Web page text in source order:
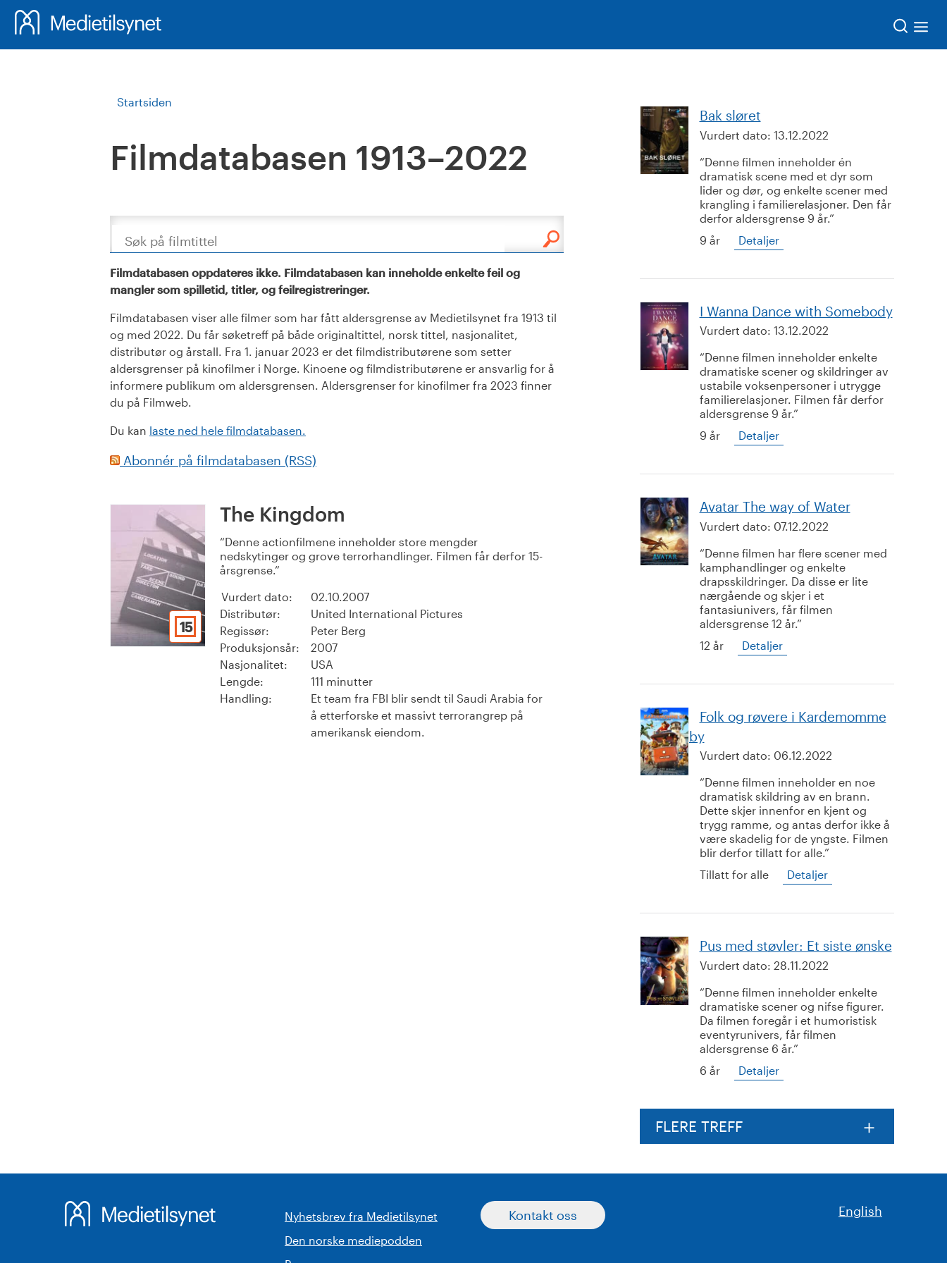
Startsiden
Filmdatabasen 1913–2022
Søk
Filmdatabasen oppdateres ikke. Filmdatabasen kan inneholde enkelte feil og
mangler som spilletid, titler, og feilregistreringer.
Filmdatabasen viser alle filmer som har fått aldersgrense av Medietilsynet fra 1913 til
og med 2022. Du får søketreff på både originaltittel, norsk tittel, nasjonalitet,
distributør og årstall. Fra 1. januar 2023 er det filmdistributørene som setter
aldersgrenser på kinofilmer i Norge. Kinoene og filmdistributørene er ansvarlig for å
informere publikum om aldersgrensen. Aldersgrenser for kinofilmer fra 2023 finner
du på Filmweb.
Du kan laste ned hele filmdatabasen.
Abonnér på filmdatabasen (RSS)
15
The Kingdom
Denne actionfilmene inneholder store mengder
nedskytinger og grove terrorhandlinger. Filmen får derfor 15-
årsgrense.
Vurdert dato:
02.10.2007
Distributør:
United International Pictures
Regissør:
Peter Berg
Produksjonsår:
2007
Nasjonalitet:
USA
Lengde:
111 minutter
Handling:
Et team fra FBI blir sendt til Saudi Arabia for
å etterforske et massivt terrorangrep på
amerikansk eiendom.
Bak sløret
Vurdert dato: 13.12.2022
Denne filmen inneholder én
dramatisk scene med et dyr som
lider og dør, og enkelte scener med
krangling i familierelasjoner. Den får
derfor aldersgrense 9 år.
9 år
Detaljer
I Wanna Dance with Somebody
Vurdert dato: 13.12.2022
Denne filmen inneholder enkelte
dramatiske scener og skildringer av
ustabile voksenpersoner i utrygge
familierelasjoner. Filmen får derfor
aldersgrense 9 år.
9 år
Detaljer
Avatar The way of Water
Vurdert dato: 07.12.2022
Denne filmen har flere scener med
kamphandlinger og enkelte
drapsskildringer. Da disse er lite
nærgående og skjer i et
fantasiunivers, får filmen
aldersgrense 12 år.
12 år
Detaljer
Folk og røvere i Kardemomme
by
Vurdert dato: 06.12.2022
Denne filmen inneholder en noe
dramatisk skildring av en brann.
Dette skjer innenfor en kjent og
trygg ramme, og antas derfor ikke å
være skadelig for de yngste. Filmen
blir derfor tillatt for alle.
Tillatt for alle
Detaljer
Pus med støvler: Et siste ønske
Vurdert dato: 28.11.2022
Denne filmen inneholder enkelte
dramatiske scener og nifse figurer.
Da filmen foregår i et humoristisk
eventyrunivers, får filmen
aldersgrense 6 år.
6 år
Detaljer
FLERE TREFF
Nyhetsbrev fra Medietilsynet
Den norske mediepodden
Kontakt oss English